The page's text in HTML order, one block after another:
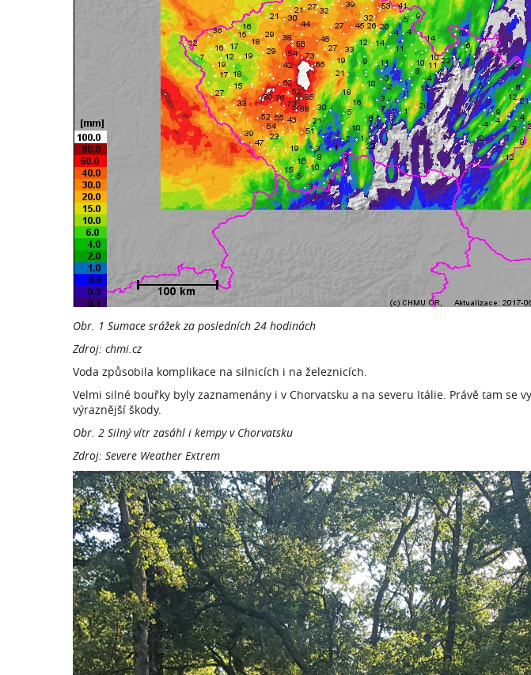
Obr. 1 Sumace srážek za posledních 24 hodinách
Zdroj: chmi.cz
Voda způsobila komplikace na silnicích i na železnicích.
Velmi silné bouřky byly zaznamenány i v Chorvatsku a na severu Itálie. Právě tam se
výraznější škody.
Obr. 2 Silný vítr zasáhl i kempy v Chorvatsku
Zdroj: Severe Weather Extrem